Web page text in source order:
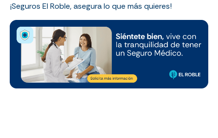
¡Seguros El Roble, asegura lo que más quieres!